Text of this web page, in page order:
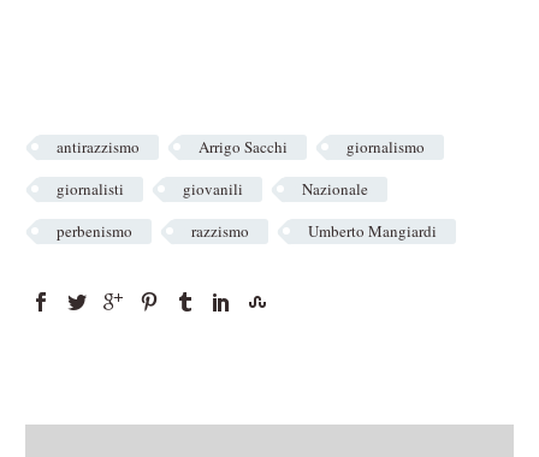
antirazzismo Arrigo Sacchi
giornalismo
giornalisti
giovanili
Nazionale
perbenismo
razzismo Umberto Mangiardi